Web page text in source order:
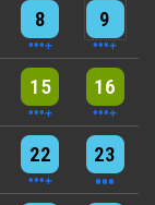
8
7 events 9
8 events
15
7 events 16
4 events
22
4 events 23
3 events